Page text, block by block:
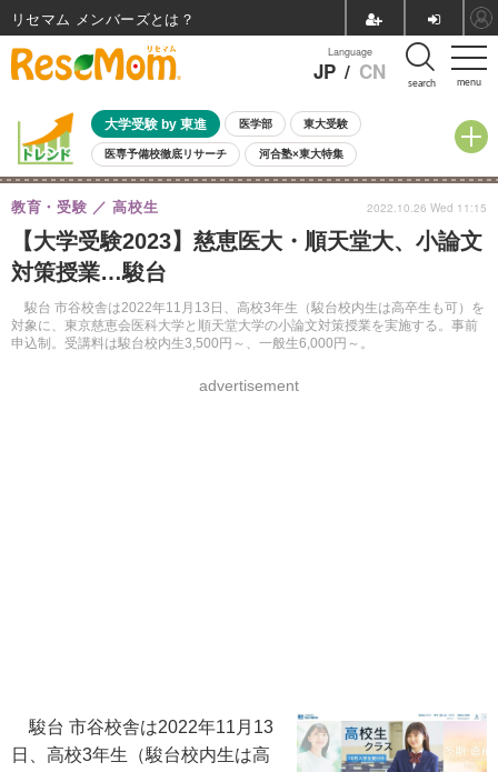
menu
Language
JP / CN search
大学受験 by 東進 医学部 東大受験
医専予備校徹底リサーチ 河合塾×東大特集
親子で考える大学選び 高校受験 中学受験 小学校受験
共通テスト 夏休み
8月開催イベント・WS 全国公立高校 過去問 人気記事
自由研究教材（小学生向け）
【大学受験2023】慈恵医大・順天堂大、小論文
対策授業…駿台
駿台 市谷校舎は2022年11月13日、高校3年生（駿台校内生は高卒生も可）を
対象に、東京慈恵会医科大学と順天堂大学の小論文対策授業を実施する。事前
申込制。受講料は駿台校内生3,500円～、一般生6,000円～。
教育・受験 高校生
advertisement
2022.10.26 Wed 11:15
駿台 市谷校舎は2022年11月13
日、高校3年生（駿台校内生は高
リセマム メンバーズ